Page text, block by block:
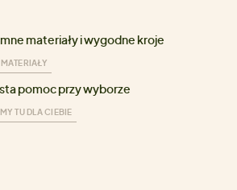
materiały i wygodne kroje
MATERIAŁY
pomoc przy wyborze
TU DLA CIEBIE